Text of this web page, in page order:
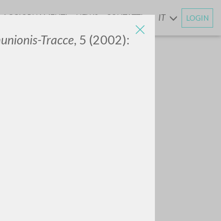
Tracce, 5 (2002):
AGGIORNAMENTIENEWS CONTATTI IT LOGIN